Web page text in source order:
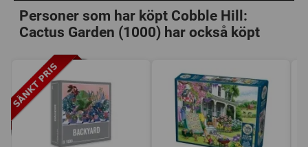
Personer som har köpt Cobble Hill:
Cactus Garden (1000) har också köpt